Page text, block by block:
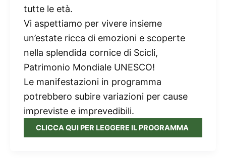
tutte le età.
Vi aspettiamo per vivere insieme
un’estate ricca di emozioni e scoperte
nella splendida cornice di Scicli,
Patrimonio Mondiale UNESCO!
Le manifestazioni in programma
potrebbero subire variazioni per cause
impreviste e imprevedibili.
CLICCA QUI PER LEGGERE IL PROGRAMMA